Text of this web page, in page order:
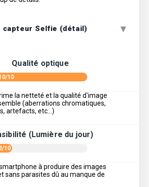
capteur Selfie (détail) ▾
Qualité optique
10
la netteté et la qualité d'image
(aberrations chromatiques,
artefacts, etc…)
(Lumière du jour)
10
à produire des images
sans parasites dû au manque de